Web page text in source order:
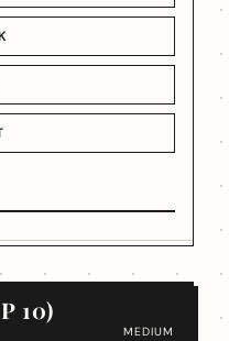
10)
MEDIUM